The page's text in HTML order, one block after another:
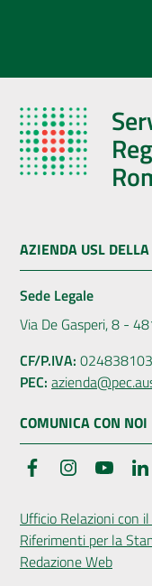
AZIENDA USL
Sede Legale
Via De Gasperi, 8 -
CF/P.IVA:
PEC:
COMUNICA CON NOI
FacebookInstagramYouTube
Ufficio Relazioni con
Riferimenti per la
Redazione Web